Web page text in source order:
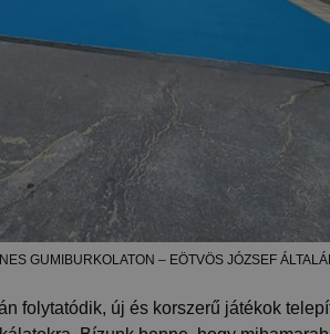
GUMIBURKOLATON – EÖTVÖS JÓZSEF
folytatódik, új és korszerű játékok